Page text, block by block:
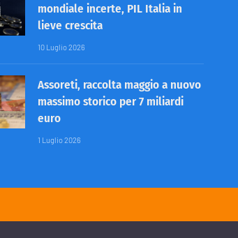
mondiale incerte, PIL Italia in
lieve crescita
10 Luglio 2026
Assoreti, raccolta maggio a nuovo
massimo storico per 7 miliardi
euro
1 Luglio 2026